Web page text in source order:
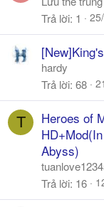
Trả lời 1
hardy
Trả lời 68
T
Heroes of
Abyss)
Trả lời 16